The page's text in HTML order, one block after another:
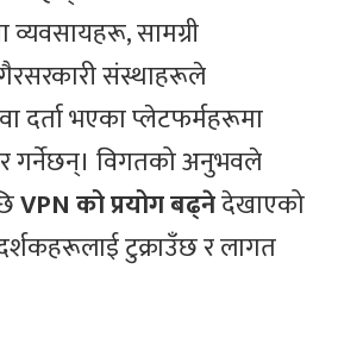
सामग्री
संस्थाहरूले
वा दर्ता भएका प्लेटफर्महरूमा
गर्नेछन्। विगतको अनुभवले
VPN को प्रयोग बढ्नेदेखाएको
टुक्राउँछ र लागत